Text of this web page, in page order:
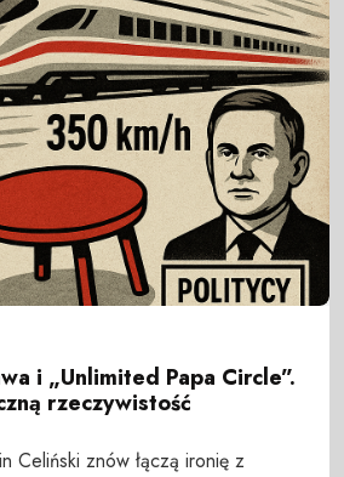
i „Unlimited Papa Circle”.
rzeczywistość
Celiński znów łączą ironię z